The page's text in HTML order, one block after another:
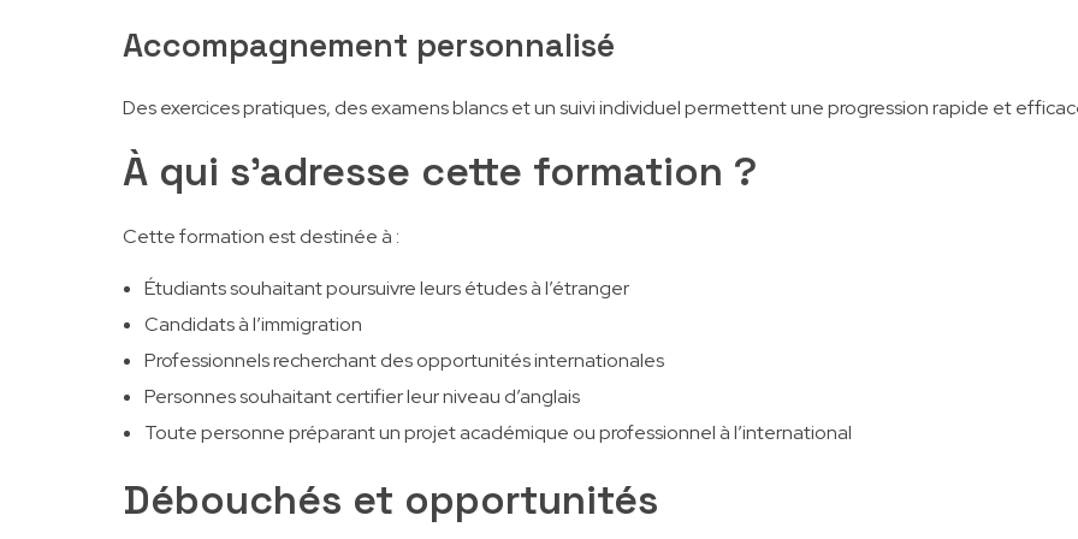
Accompagnement personnalisé
Des exercices pratiques, des examens blancs et un suivi individuel permettent une progression rapide et
À qui s’adresse cette formation ?
Cette formation est destinée à :
Étudiants souhaitant poursuivre leurs études à l’étranger
Candidats à l’immigration
Professionnels recherchant des opportunités internationales
Personnes souhaitant certifier leur niveau d’anglais
Toute personne préparant un projet académique ou professionnel à l’international
Débouchés et opportunités